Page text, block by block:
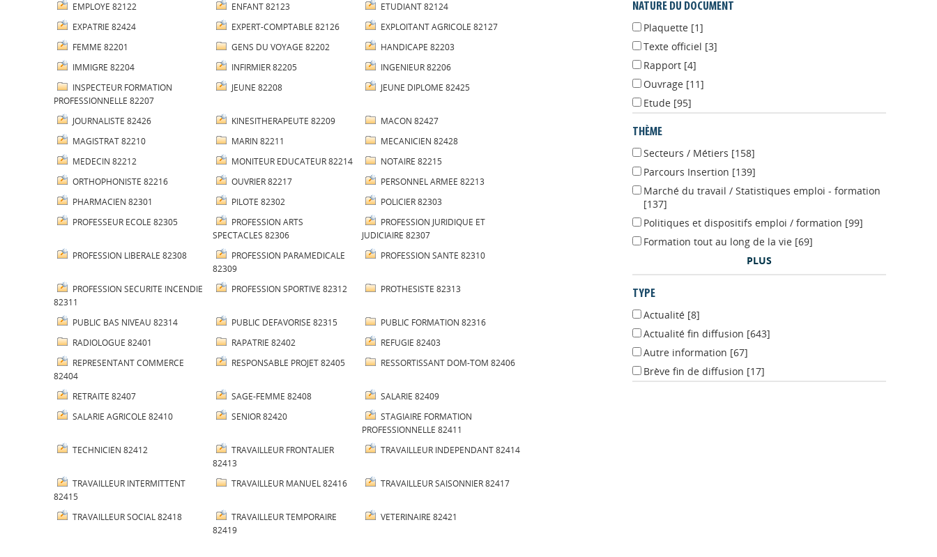
EMPLOYE 82122
ENFANT 82123
ETUDIANT 82124
EXPATRIE 82424
EXPERT-COMPTABLE 82126
EXPLOITANT AGRICOLE 82127
FEMME 82201
GENS DU VOYAGE 82202
HANDICAPE 82203
IMMIGRE 82204
INFIRMIER 82205
INGENIEUR 82206
INSPECTEUR FORMATION
PROFESSIONNELLE 82207
JEUNE 82208 JEUNE DIPLOME 82425
JOURNALISTE 82426 KINESITHERAPEUTE 82209
MACON 82427
MAGISTRAT 82210
MARIN 82211
MECANICIEN 82428
MEDECIN 82212
MONITEUR EDUCATEUR 82214
NOTAIRE 82215
ORTHOPHONISTE 82216
OUVRIER 82217
PERSONNEL ARMEE 82213
PHARMACIEN 82301
PILOTE 82302
POLICIER 82303
PROFESSEUR ECOLE 82305
PROFESSION ARTS
SPECTACLES 82306
PROFESSION JURIDIQUE ET
JUDICIAIRE 82307
PROFESSION LIBERALE 82308
PROFESSION PARAMEDICALE
82309
PROFESSION SANTE 82310
PROFESSION SECURITE INCENDIE
82311
PROFESSION SPORTIVE 82312 PROTHESISTE 82313
PUBLIC BAS NIVEAU 82314 PUBLIC DEFAVORISE 82315
PUBLIC FORMATION 82316
RADIOLOGUE 82401
RAPATRIE 82402
REFUGIE 82403
REPRESENTANT COMMERCE
82404
RESPONSABLE PROJET 82405 RESSORTISSANT DOM-TOM 82406
RETRAITE 82407 SAGE-FEMME 82408
SALARIE 82409
SALARIE AGRICOLE 82410
SENIOR 82420
STAGIAIRE FORMATION
PROFESSIONNELLE 82411
TECHNICIEN 82412
TRAVAILLEUR FRONTALIER
82413
TRAVAILLEUR INDEPENDANT 82414
TRAVAILLEUR INTERMITTENT
82415
TRAVAILLEUR MANUEL 82416 TRAVAILLEUR SAISONNIER 82417
TRAVAILLEUR SOCIAL 82418
TRAVAILLEUR TEMPORAIRE
82419
VETERINAIRE 82421
NATURE DU DOCUMENT
Plaquette [1]
Texte officiel
Rapport
[4]
Ouvrage[11]
Etude[95]
THÈME
Secteurs / Métiers [158]
Parcours Insertion[139]
Marché du travail / Statistiques emploi - formation
[137]
Politiques et dispositifs emploi / formation
Formation tout au long de la vie
PLUS
TYPE
Actualité [8]
Actualité fin diffusion[643]
Autre information[67]
Brève fin de diffusion[17]